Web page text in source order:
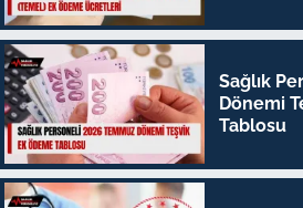
Sağlık
Dönemi
Tablosu